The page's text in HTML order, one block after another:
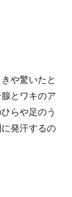
や驚いたと
とワキのア
らや足のう
発汗するの